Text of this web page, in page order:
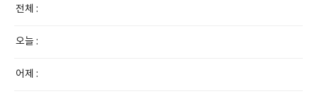
전체 :
오늘 :
어제 :